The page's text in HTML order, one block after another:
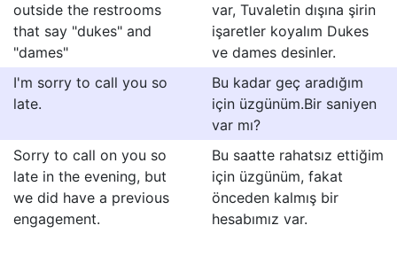
outside the restrooms
that say "dukes" and
"dames"
var, Tuvaletin dışına şirin
işaretler koyalım Dukes
ve dames desinler.
I'm sorry to call you so
late.
Bu kadar geç aradığım
için üzgünüm.Bir saniyen
var mı?
Sorry to call on you so
late in the evening, but
we did have a previous
engagement.
Bu saatte rahatsız ettiğim
için üzgünüm, fakat
önceden kalmış bir
hesabımız var.